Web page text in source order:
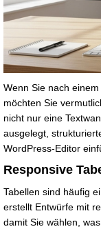
Wenn Sie nach
möchten Sie
nicht nur eine
ausgelegt,
WordPress-Editor
Responsive
Tabellen sind häufig
erstellt Entwürfe mit
damit Sie wählen,